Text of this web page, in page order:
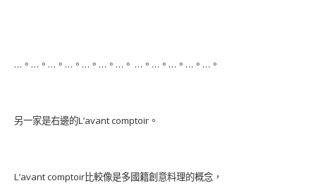
…。…。…。…。…。…。…。 …。…。…。…。…。
另一家是右邊的L’avant comptoir。
L’avant comptoir比較像是多國籍創意料理的概念，